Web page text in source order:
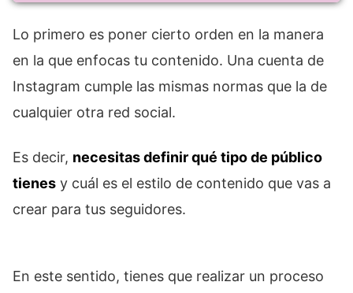
Lo primero es poner cierto orden en la manera
en la que enfocas tu contenido. Una cuenta de
Instagram cumple las mismas normas que la de
cualquier otra red social.
Es decir, necesitas definir qué tipo de público
tienes y cuál es el estilo de contenido que vas a
crear para tus seguidores.
En este sentido, tienes que realizar un proceso